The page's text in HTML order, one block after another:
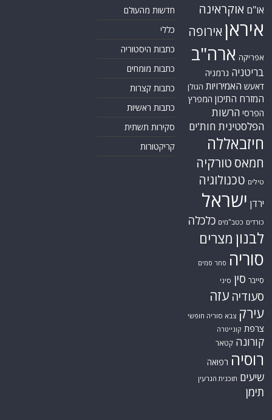
או"ם אוקראינה
איראן אירופה
אפריקה ארה"ב
בריטניה גרמניה
דאעש האמירויות הגולן
המזרח התיכון המפרץ
הפרסי הרשות
הפלסטינית חות'ים
חיזבאללה
חמאס טורקיה
טילים טכנולוגיה
ירדן ישראל
כורדים כטב"מים כלכלה
לבנון מצרים
סוריה סחר סמים
סייבר סין סיני
סעודיה עזה
עירק צבא סוריה חופשי
צרפת קונייטרה
קורונה קטאר
רוסיה רפואה
שיעים תוכנית הגרעין
תימן
חדשות מהעולם
כללי
כתבות היסטוריה
כתבות מומחים
כתבות קצרות
כתבות ראשיות
סקירות תשתית
קריקטורות